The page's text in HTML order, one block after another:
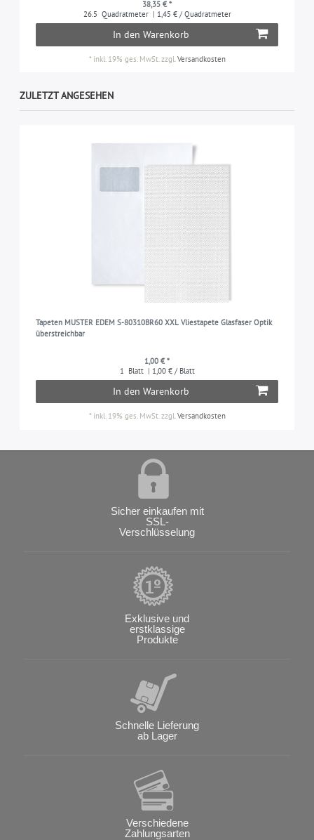
38,35 € *
26.5 Quadratmeter | 1,45 € / Quadratmeter
In den Warenkorb
* inkl. 19% ges. MwSt. zzgl. Versandkosten
ZULETZT ANGESEHEN
Tapeten MUSTER EDEM S-80310BR60 XXL Vliestapete Glasfaser Optik
überstreichbar
1,00 € *
1 Blatt | 1,00 € / Blatt
In den Warenkorb
* inkl. 19% ges. MwSt.zzgl.Versandkosten
Sicher einkaufen mit
SSL-
Verschlüsselung
Exklusive und
erstklassige
Produkte
Schnelle Lieferung
ab Lager
Verschiedene
Zahlungsarten